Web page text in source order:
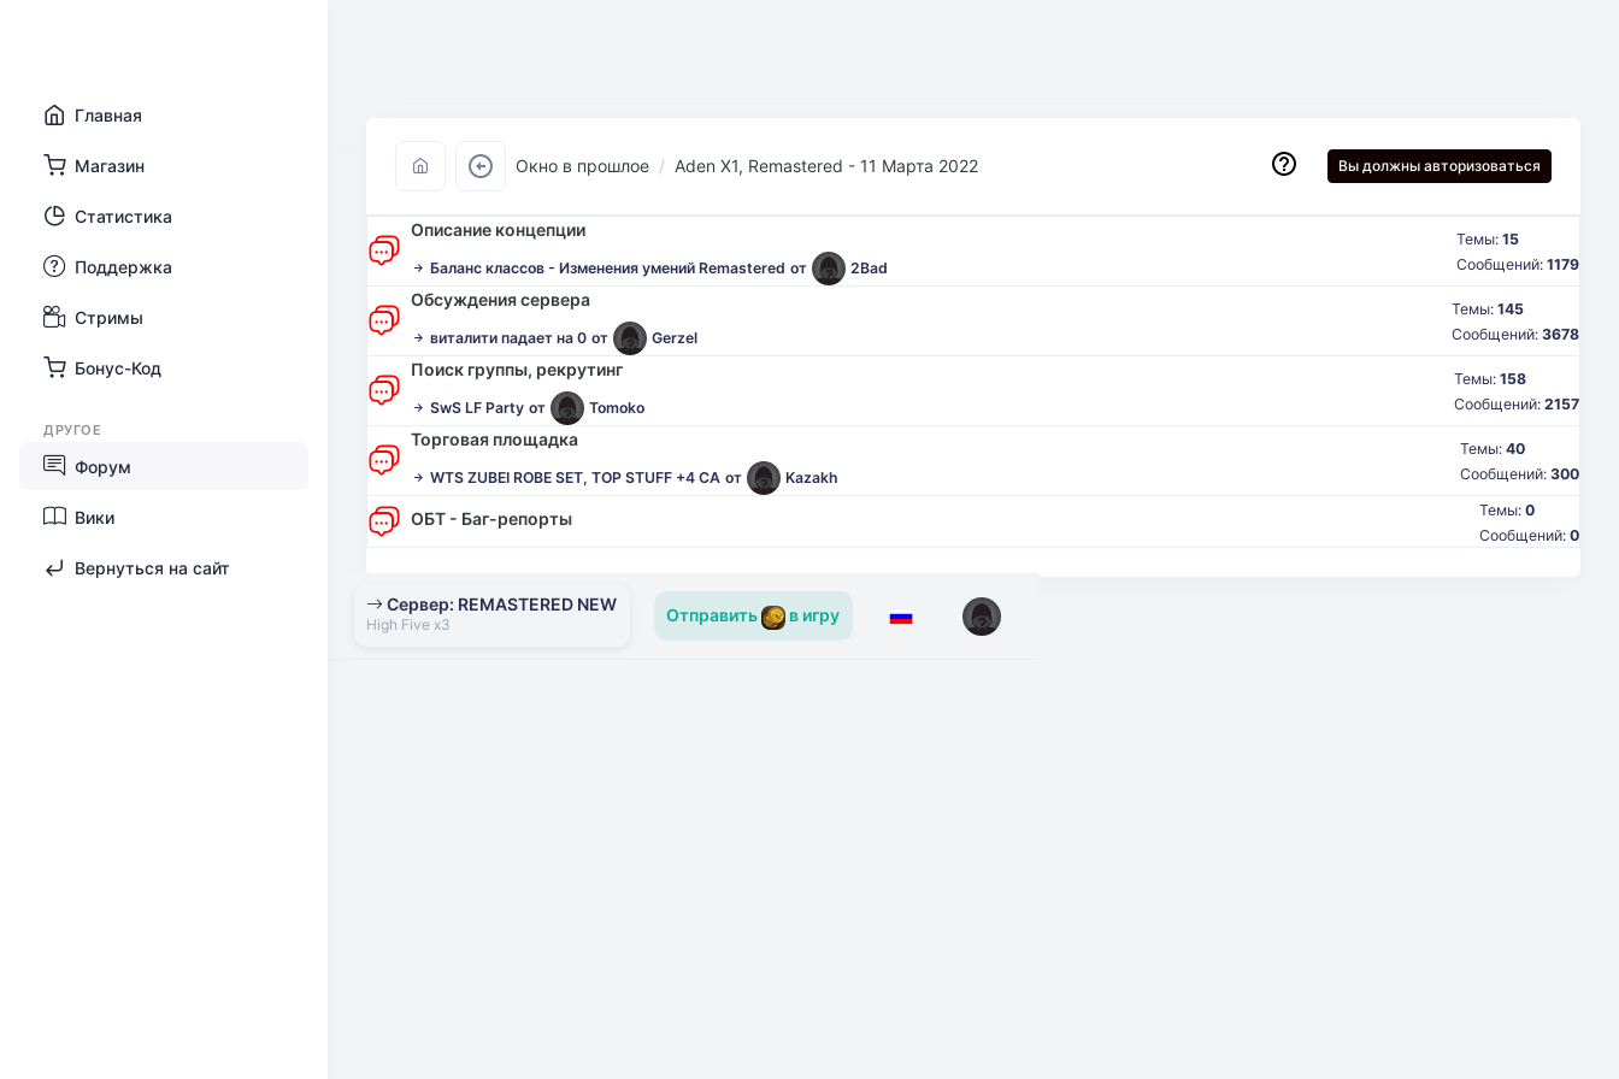
Сервер: REMASTERED NEW
High Five x3 Отправить в игру
Главная
Магазин
Статистика
Поддержка
Стримы
Бонус-Код
ДРУГОЕ
Форум
Вики
Вернуться на сайт
Окно в прошлое Aden X1, Remastered - 11 Марта 2022 Вы должны авторизоваться
Описание концепции
Баланс классов - Изменения умений Remastered от 2Bad
Темы: 15
Сообщений: 1179
Обсуждения сервера
виталити падает на 0 от Gerzel
Темы: 145
Сообщений: 3678
Поиск группы, рекрутинг
SwS LF Party от Tomoko
Темы: 158
Сообщений: 2157
Торговая площадка
WTS ZUBEI ROBE SET, TOP STUFF +4 CA от Kazakh
Темы: 40
Сообщений: 300
ОБТ - Баг-репорты Темы: 0
Сообщений: 0